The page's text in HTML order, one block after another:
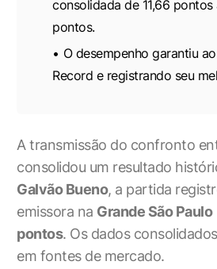
consolidada de 11,66
pontos.
O desempenho garantiu
Record e registrando seu
A transmissão do confronto
consolidou um resultado
Galvão Bueno, a partida
emissora na Grande São Paulo
pontos. Os dados
em fontes de mercado.